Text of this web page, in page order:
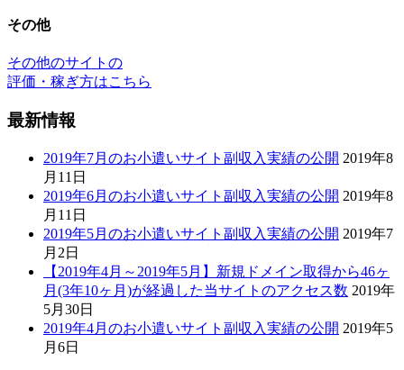
月11日
2019年6月のお小遣いサイト副収入実績の公開
2019年5月のお小遣いサイト副収入実績の公開
【2019年4月～2019年5月】新規ドメイン取得から46ヶ
月(3年10ヶ月)が経過した当サイトのアクセス数
5月30日
2019年4月のお小遣いサイト副収入実績の公開
月6日
最新情報のカテゴリー
最新情報のカテゴリー
お小遣いサイト初心者入門 - fuku.work